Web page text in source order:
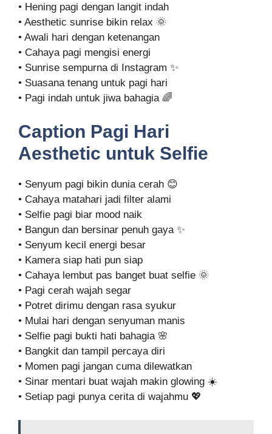
• Hening pagi dengan langit indah
• Aesthetic sunrise bikin relax 🌞
• Awali hari dengan ketenangan
• Cahaya pagi mengisi energi
• Sunrise sempurna di Instagram ✨
• Suasana tenang untuk pagi hari
• Pagi indah untuk jiwa bahagia 🌈
Caption Pagi Hari
Aesthetic untuk Selfie
• Senyum pagi bikin dunia cerah 😊
• Cahaya matahari jadi filter alami
• Selfie pagi biar mood naik
• Bangun dan bersinar penuh gaya ✨
• Senyum kecil energi besar
• Kamera siap hati pun siap
• Cahaya lembut pas banget buat selfie 🌞
• Pagi cerah wajah segar
• Potret dirimu dengan rasa syukur
• Mulai hari dengan senyuman manis
• Selfie pagi bukti hati bahagia 🌸
• Bangkit dan tampil percaya diri
• Momen pagi jangan cuma dilewatkan
• Sinar mentari buat wajah makin glowing ☀️
• Setiap pagi punya cerita di wajahmu 💖